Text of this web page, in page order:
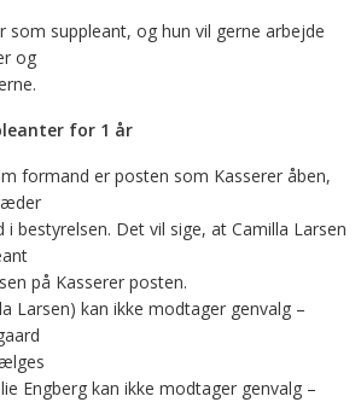
som suppleant, og hun vil gerne arbejde
og
for 1 år
formand er posten som Kasserer åben,
bestyrelsen. Det vil sige, at Camilla Larsen
på Kasserer posten.
Larsen) kan ikke modtager genvalg –
Engberg kan ikke modtager genvalg –